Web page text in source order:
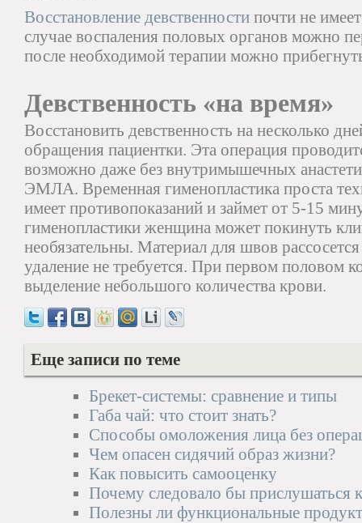
Восстановление девственности почти не
случае воспаления половых органов можно
после необходимой терапии можно
Девственность «на время»
Восстановить девственность на несколько
обращения пациентки. Эта операция
возможно даже без внутримышечных
ЭМЛА. Временная гименопластика проста
имеет противопоказаний и займет от 5-15
гименопластики женщина может покинуть
необязательны. Материал для швов
удаление не требуется. При первом половом
выделение небольшого количества крови.
Еще записи по теме
Брекет-системы: сравнение и типы
Габа чай: что стоит знать?
Способы омоложения лица без
Чем опасен сидячий образ жизни?
Как повысить самооценку
Почему следовало бы прислушаться
Полезны ли функциональные